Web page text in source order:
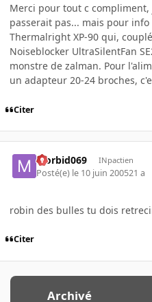
Merci pour tout c
passerait pas... mais pour
Thermalright XP-90 qui,
Noiseblocker UltraSilentFan
monstre de zalman. Pour
un adapteur 20-24 broches,
Citer
Morbid069 INpactien
Posté(e) le 10 juin 200521 a
robin des bulles tu dois
Citer
Archivé